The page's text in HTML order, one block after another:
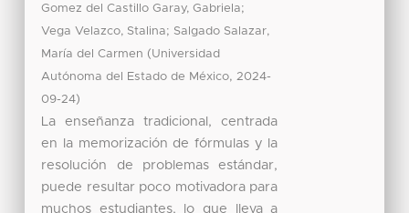
Gomez del Castillo Garay, Gabriela;
Vega Velazco, Stalina; Salgado Salazar,
María del Carmen (Universidad
Autónoma del Estado de México, 2024-
09-24)
La enseñanza tradicional, centrada
en la memorización de fórmulas y la
resolución de problemas estándar,
puede resultar poco motivadora para
muchos estudiantes, lo que lleva a